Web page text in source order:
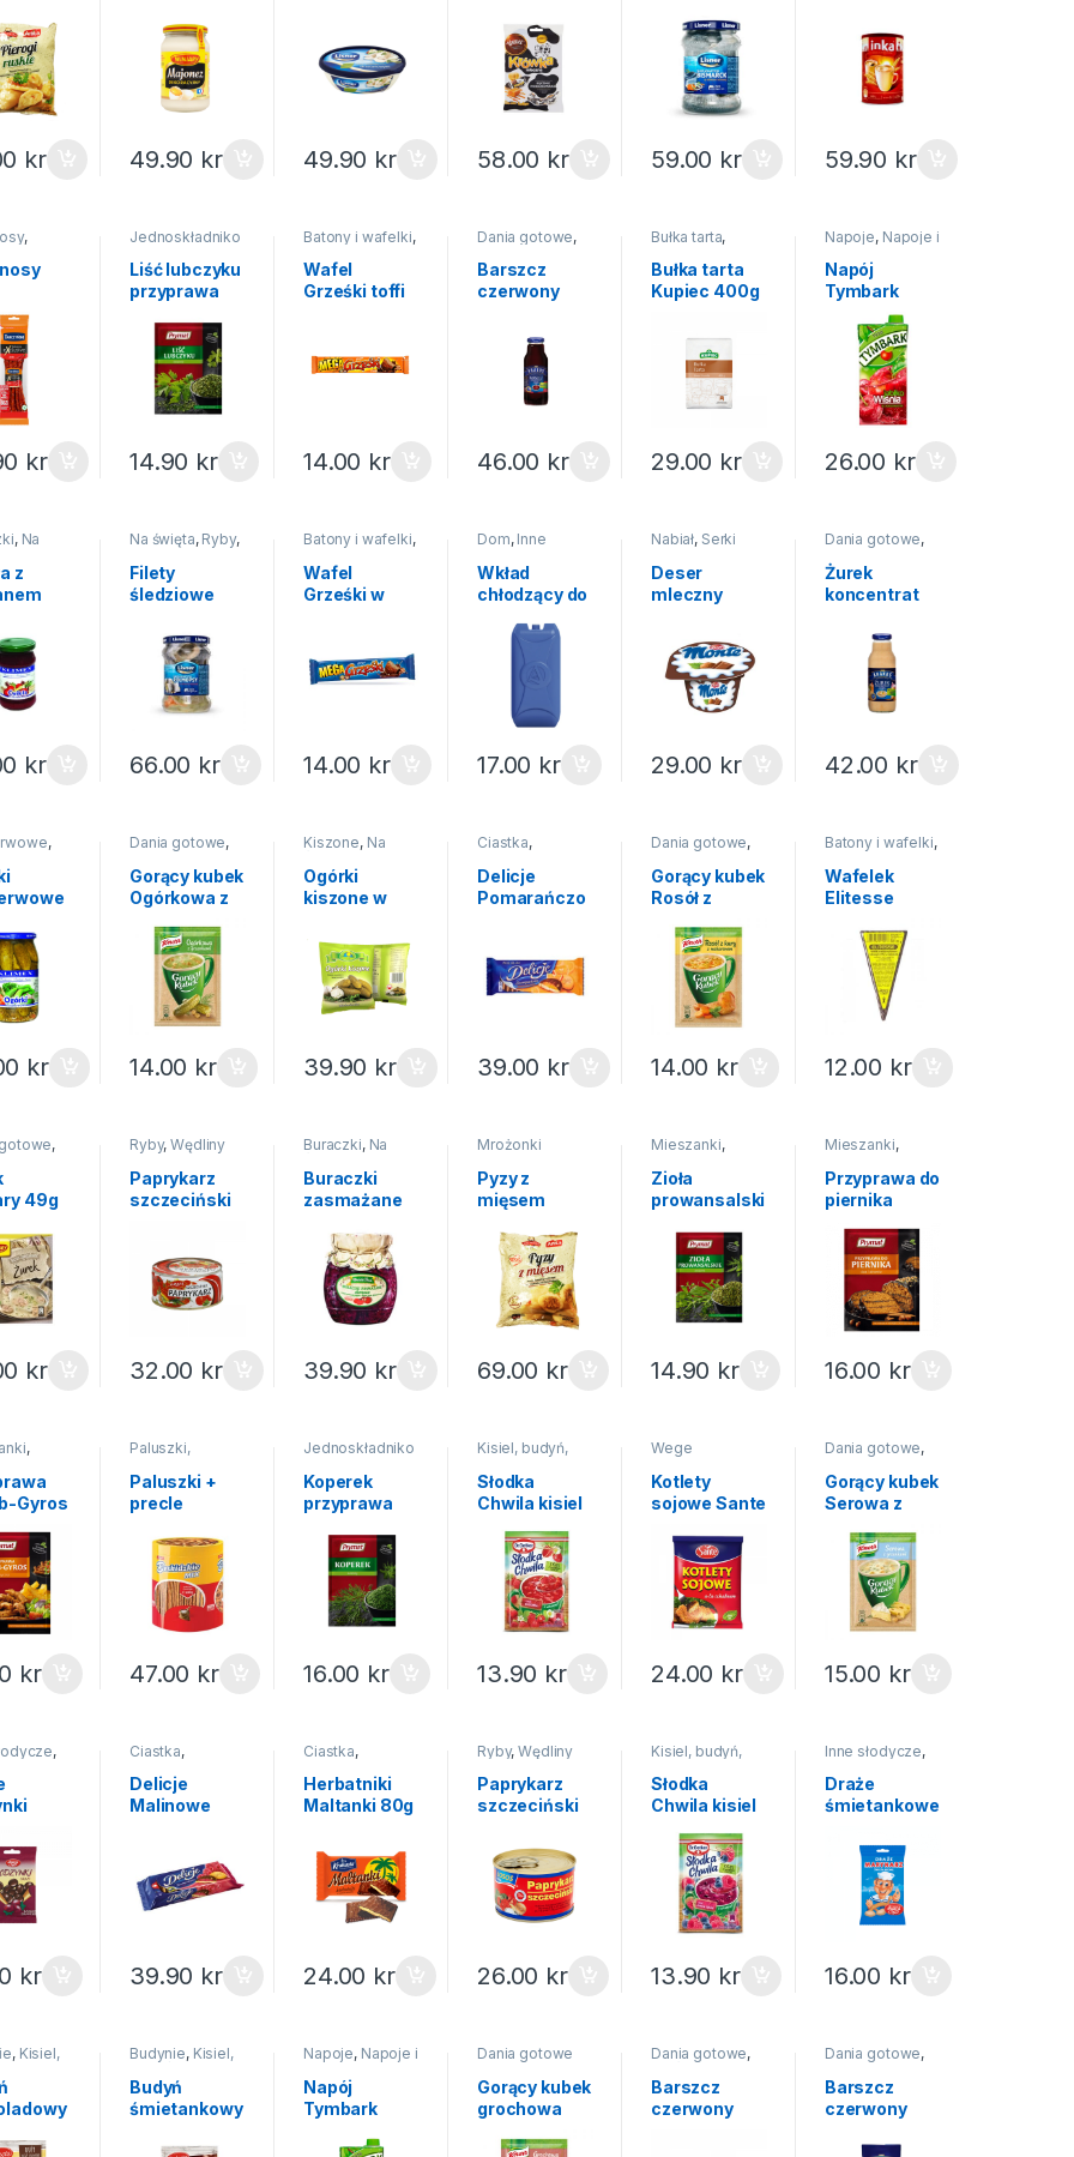
500g
kr
400ml
49.90 kr
m Lisner
280g
49.90 kr 58.00 kr 59.00 kr
INKA 200g
59.90 kr
,
kr
Jednoskładniko
Liść lubczyku
przyprawa
14.90 kr
Batony i wafelki,
ciastka
Wafel
Grześki toffi
14.00 kr
Dania gotowe,
święta
Barszcz
czerwony
Krakus
300ml
46.00 kr
Bułka tarta,
Bułka tarta
Kupiec 400g
29.00 kr
Napoje, Napoje i
Napój
Tymbark
jabłko-wiśnia
1 litr
26.00 kr
, Na
z
kr
Na święta, Ryby,
Wędliny ryby
mrożonki
Filety
śledziowe
Lisner 400g
66.00 kr
Batony i wafelki,
Słodycze i
ciastka
Wafel
Grześki w
Goplana 48g
14.00 kr
Dom, Inne
Wkład
chłodzący do
pocztowej
17.00 kr
Nabiał, Serki
ne
Deser
mleczny
czekolada
150g
29.00 kr
Dania gotowe,
Koncentraty
święta
Żurek
koncentrat
300ml
42.00 kr
,
kr
Dania gotowe,
Gorący kubek
Gorący kubek
Ogórkowa z
Knorr 13g
14.00 kr
Kiszone, Na
Przetwory
Ogórki
kiszone w
800g
39.90 kr
Ciastka,
ciastka
Delicje
Pomarańczo
39.00 kr
Dania gotowe,
Gorący kubek
Gorący kubek
Rosół z
Knorr 12g
14.00 kr
Batony i wafelki,
Słodycze i
ciastka
Wafelek
Elitesse
12.00 kr
,
49g
kr
Ryby,Wędliny
ryby mrożonki
Paprykarz
szczeciński
32.00 kr
Buraczki, Na
Przetwory
Buraczki
zasmażane
830 g
39.90 kr
Mrożonki
Pyzy z
mięsem
Anita 500g
69.00 kr
Mieszanki,
Zioła
prowansalski
14.90 kr
Mieszanki,
Przyprawa do
piernika
16.00 kr
,
Gyros
kr
Paluszki,
orzeszki,
Słodycze i
ciastka
Paluszki +
precle
275g
47.00 kr
Jednoskładniko
Koperek
przyprawa
16.00 kr
Kisiel, budyń,
Kisiele
Słodka
Chwila kisiel
owocami
31,5g
13.90 kr
Wege
Kotlety
sojowe Sante
24.00 kr
Dania gotowe,
Gorący kubek
Gorący kubek
Serowa z
Knorr 22g
15.00 kr
,
i
kr
Ciastka,
Słodycze i
ciastka
Delicje
Malinowe
39.90 kr
Ciastka,
Słodycze i
ciastka
Herbatniki
Maltanki 80g
24.00 kr
Ryby,Wędliny
ryby mrożonki
Paprykarz
szczeciński
170g
26.00 kr
Kisiel, budyń,
galaretka
Kisiele
Słodka
Chwila kisiel
z owocami
31,5g
13.90 kr
Inne słodycze,
Słodycze i
ciastka
Draże
śmietankowe
Skawa 70g
16.00 kr
, Kisiel,
galaretka
Budynie, Kisiel,
budyń,
galaretka
święta
Budyń
śmietankowy
Napoje, Napoje i
soki
Napój
Tymbark
Dania gotowe
Gorący kubek
grochowa
Dania gotowe,
Na święta
instant
Barszcz
czerwony
Dania gotowe,
Zupy gotowe
Barszcz
czerwony
familijna